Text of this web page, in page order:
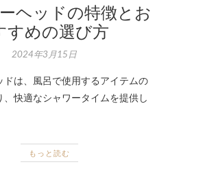
ヘッドの特徴とお
すめの選び方
2024年3月15日
ドは、風呂で使用するアイテムの
、快適なシャワータイムを提供し
もっと読む